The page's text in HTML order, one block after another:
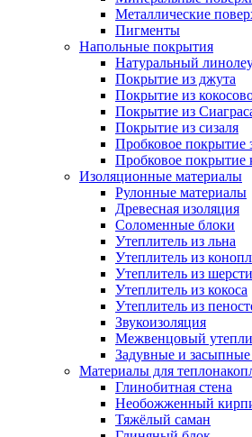
Металлические
Пигменты
Напольные покрытия
Натуральный
Покрытие из джута
Покрытие из
Покрытие из
Покрытие из сизаля
Пробковое покрытие
Пробковое покрытие
Изоляционные материалы
Рулонные материалы
Древесная изоляция
Соломенные блоки
Утеплитель из льна
Утеплитель из
Утеплитель из шерсти
Утеплитель из кокоса
Утеплитель из
Звукоизоляция
Межвенцовый
Задувные и засыпные
Материалы для
Глинобитная стена
Необожженный
Тяжёлый саман